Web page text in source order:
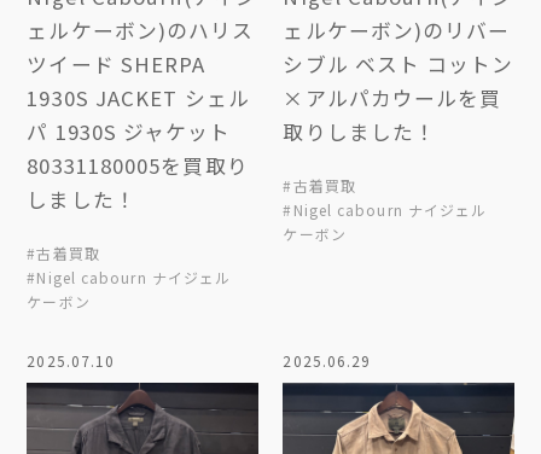
ェルケーボン)のハリス
ツイード SHERPA
1930S JACKET シェル
パ 1930S ジャケット
80331180005を買取り
しました！
#古着買取
#Nigel cabourn ナイジェル
ケーボン
ェルケーボン)のリバー
シブル ベスト コットン
×アルパカウールを買
取りしました！
#古着買取
#Nigel cabourn ナイジェル
ケーボン
2025.07.10 2025.06.29